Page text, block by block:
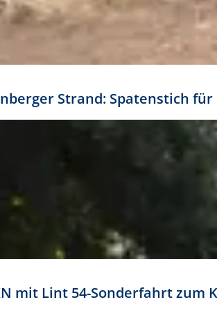
Strand: Spatenstich
mit Lint 54-Sonderfahrt